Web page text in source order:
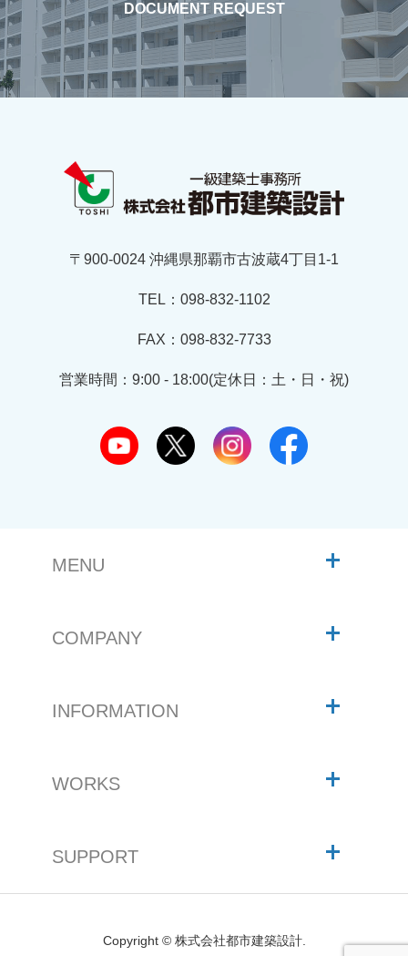
DOCUMENT REQUEST
〒900-0024 沖縄県那覇市古波蔵4丁目1-1
TEL：098-832-1102
FAX：098-832-7733
営業時間：9:00 - 18:00(定休日：土・日・祝)
MENU
COMPANY
INFORMATION
WORKS
SUPPORT
Copyright © 株式会社都市建築設計.